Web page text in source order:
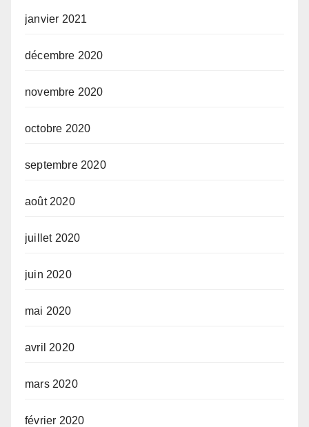
janvier 2021
décembre 2020
novembre 2020
octobre 2020
septembre 2020
août 2020
juillet 2020
juin 2020
mai 2020
avril 2020
mars 2020
février 2020